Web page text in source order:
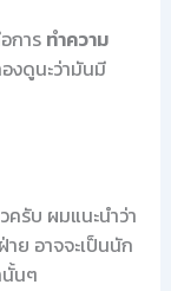
การ ทำความ
งดูนะว่ามันมี
ครับ ผมแนะนำว่า
ย อาจจะเป็นนัก
นๆ